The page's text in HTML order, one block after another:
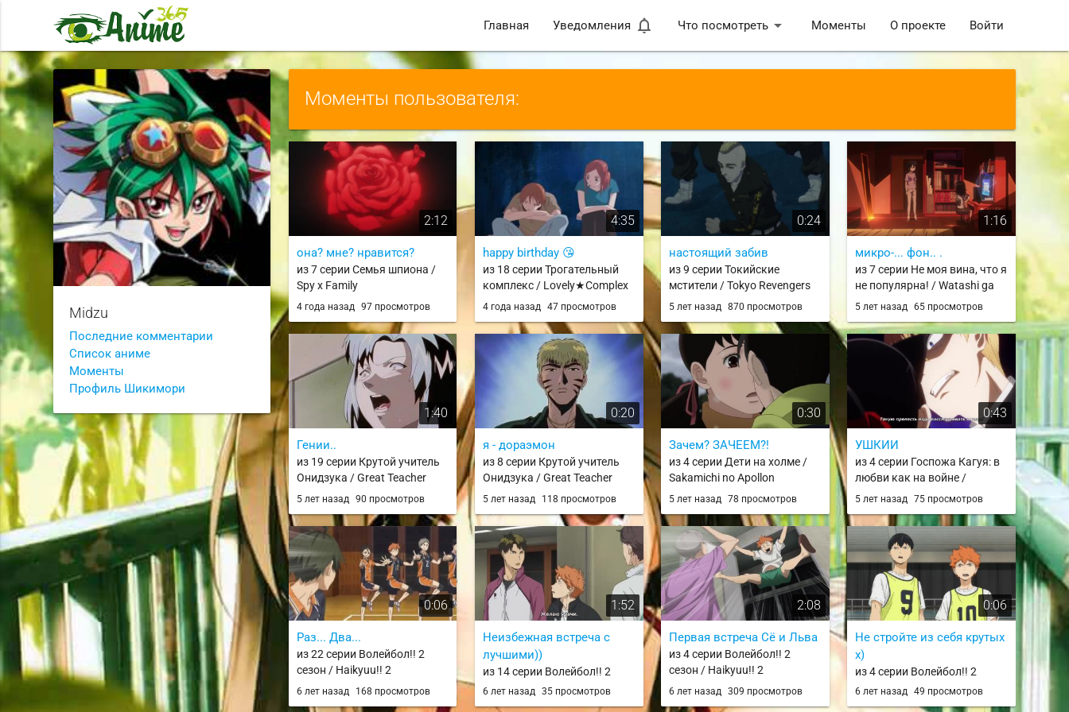
Главная Уведомления notifications_none Что посмотретьarrow_drop_down Моменты О проекте Войти
Midzu
Последние комментарии
Список аниме
Моменты
Профиль Шикимори
Моменты пользователя:
2:12
она? мне? нравится?
из 7 серии Семья шпиона /
Spy x Family
4 года назад 97 просмотров
4:35
happy birthday 😘
из 18 серии Трогательный
комплекс / Lovely★Complex
4 года назад 47 просмотров
0:24
настоящий забив
из 9 серии Токийские
мстители / Tokyo Revengers
5 лет назад 870 просмотров
1:16
микро-... фон.. .
из 7 серии Не моя вина, что я
не популярна! / Watashi ga
Motenai no wa Dou
Warui! / Watamote
5 лет назад 65 просмотров
1:40
Гении..
из 19 серии Крутой учитель
Онидзука / Great Teacher
Onizuka
5 лет назад 90 просмотров
0:20
я - дораэмон
из 8 серии Крутой учитель
Онидзука / Great Teacher
Onizuka
5 лет назад 118 просмотров
0:30
Зачем? ЗАЧЕЕМ?!
из 4 серии Дети на холме /
Sakamichi no Apollon
5 лет назад 78 просмотров
0:43
УШКИИ
из 4 серии Госпожа Кагуя: в
любви как на войне /
Kaguya-sama wa Kokurasetai:
Zunousen
5 лет назад 75 просмотров
0:06
Раз... Два...
из 22 серии Волейбол!! 2
сезон / Haikyuu!! 2
6 лет назад 168 просмотров
1:52
Неизбежная встреча с
лучшими))
из 14 серии Волейбол!! 2
сезон / Haikyuu!! 2
6 лет назад 35 просмотров
2:08
Первая встреча Сё и Льва
из 4 серии Волейбол!! 2
сезон / Haikyuu!! 2
6 лет назад 309 просмотров
0:06
Не стройте из себя крутых
х)
из 4 серии Волейбол!! 2
сезон / Haikyuu!! 2
6 лет назад 49 просмотров